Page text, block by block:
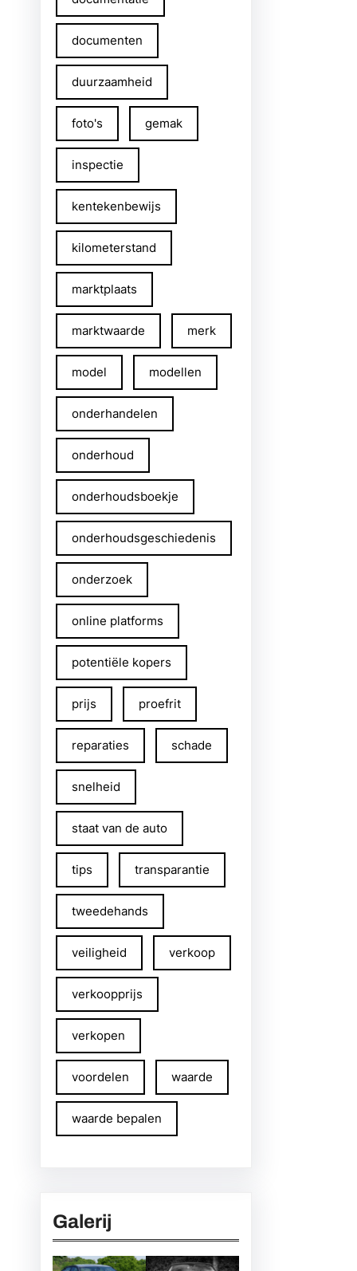
documenten
duurzaamheid
foto's gemak
inspectie
kentekenbewijs
kilometerstand
marktplaats
marktwaarde merk
model modellen
onderhandelen
onderhoud
onderhoudsboekje
onderhoudsgeschiedenis
onderzoek
online platforms
potentiële kopers
prijs proefrit
reparaties schade
snelheid
staat van de auto
tips transparantie
tweedehands
veiligheid verkoop
verkoopprijs
verkopen
voordelen waarde
waarde bepalen
Galerij